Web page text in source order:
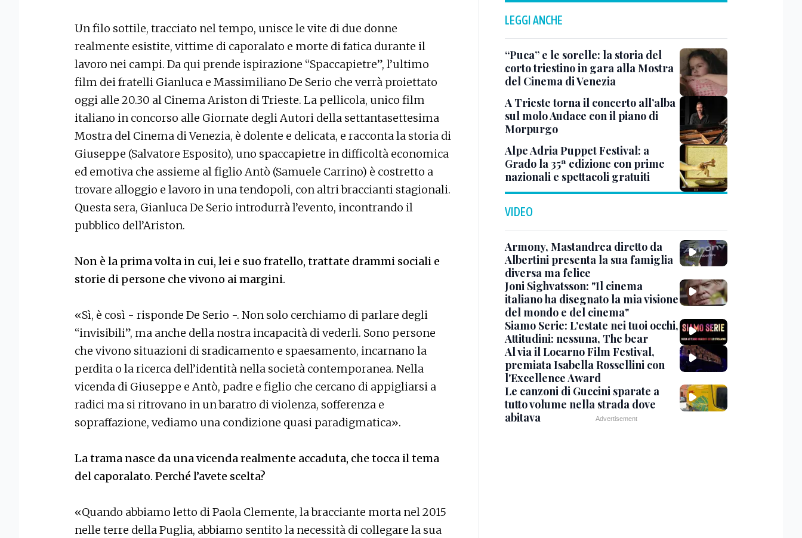
Un filo sottile, tracciato nel tempo, unisce le vite di due donne
realmente esistite, vittime di caporalato e morte di fatica durante il
lavoro nei campi. Da qui prende ispirazione “Spaccapietre”, l’ultimo
film dei fratelli Gianluca e Massimiliano De Serio che verrà proiettato
oggi alle 20.30 al Cinema Ariston di Trieste. La pellicola, unico film
italiano in concorso alle Giornate degli Autori della settantasettesima
Mostra del Cinema di Venezia, è dolente e delicata, e racconta la storia di
Giuseppe (Salvatore Esposito), uno spaccapietre in difficoltà economica
ed emotiva che assieme al figlio Antò (Samuele Carrino) è costretto a
trovare alloggio e lavoro in una tendopoli, con altri braccianti stagionali.
Questa sera, Gianluca De Serio introdurrà l’evento, incontrando il
pubblico dell’Ariston.
Non è la prima volta in cui, lei e suo fratello, trattate drammi sociali e
storie di persone che vivono ai margini.
«Sì, è così - risponde De Serio -. Non solo cerchiamo di parlare degli
“invisibili”, ma anche della nostra incapacità di vederli. Sono persone
che vivono situazioni di sradicamento e spaesamento, incarnano la
perdita o la ricerca dell’identità nella società contemporanea. Nella
vicenda di Giuseppe e Antò, padre e figlio che cercano di appigliarsi a
radici ma si ritrovano in un baratro di violenza, sofferenza e
sopraffazione, vediamo una condizione quasi paradigmatica».
La trama nasce da una vicenda realmente accaduta, che tocca il tema
del caporalato. Perché l’avete scelta?
«Quando abbiamo letto di Paola Clemente, la bracciante morta nel 2015
nelle terre della Puglia, abbiamo sentito la necessità di collegare la sua
LEGGI ANCHE
“Puca” e le sorelle: la storia del
corto triestino in gara alla Mostra
del Cinema di Venezia
A Trieste torna il concerto all’alba
sul molo Audace con il piano di
Morpurgo
Alpe Adria Puppet Festival: a
Grado la 35ª edizione con prime
nazionali e spettacoli gratuiti
VIDEO
Armony, Mastandrea diretto da
Albertini presenta la sua famiglia
diversa ma felice
Joni Sighvatsson: "Il cinema
italiano ha disegnato la mia visione
del mondo e del cinema"
Siamo Serie: L'estate nei tuoi occhi,
Attitudini: nessuna, The bear
Al via il Locarno Film Festival,
premiata Isabella Rossellini con
l'Excellence Award
Le canzoni di Guccini sparate a
tutto volume nella strada dove
abitava